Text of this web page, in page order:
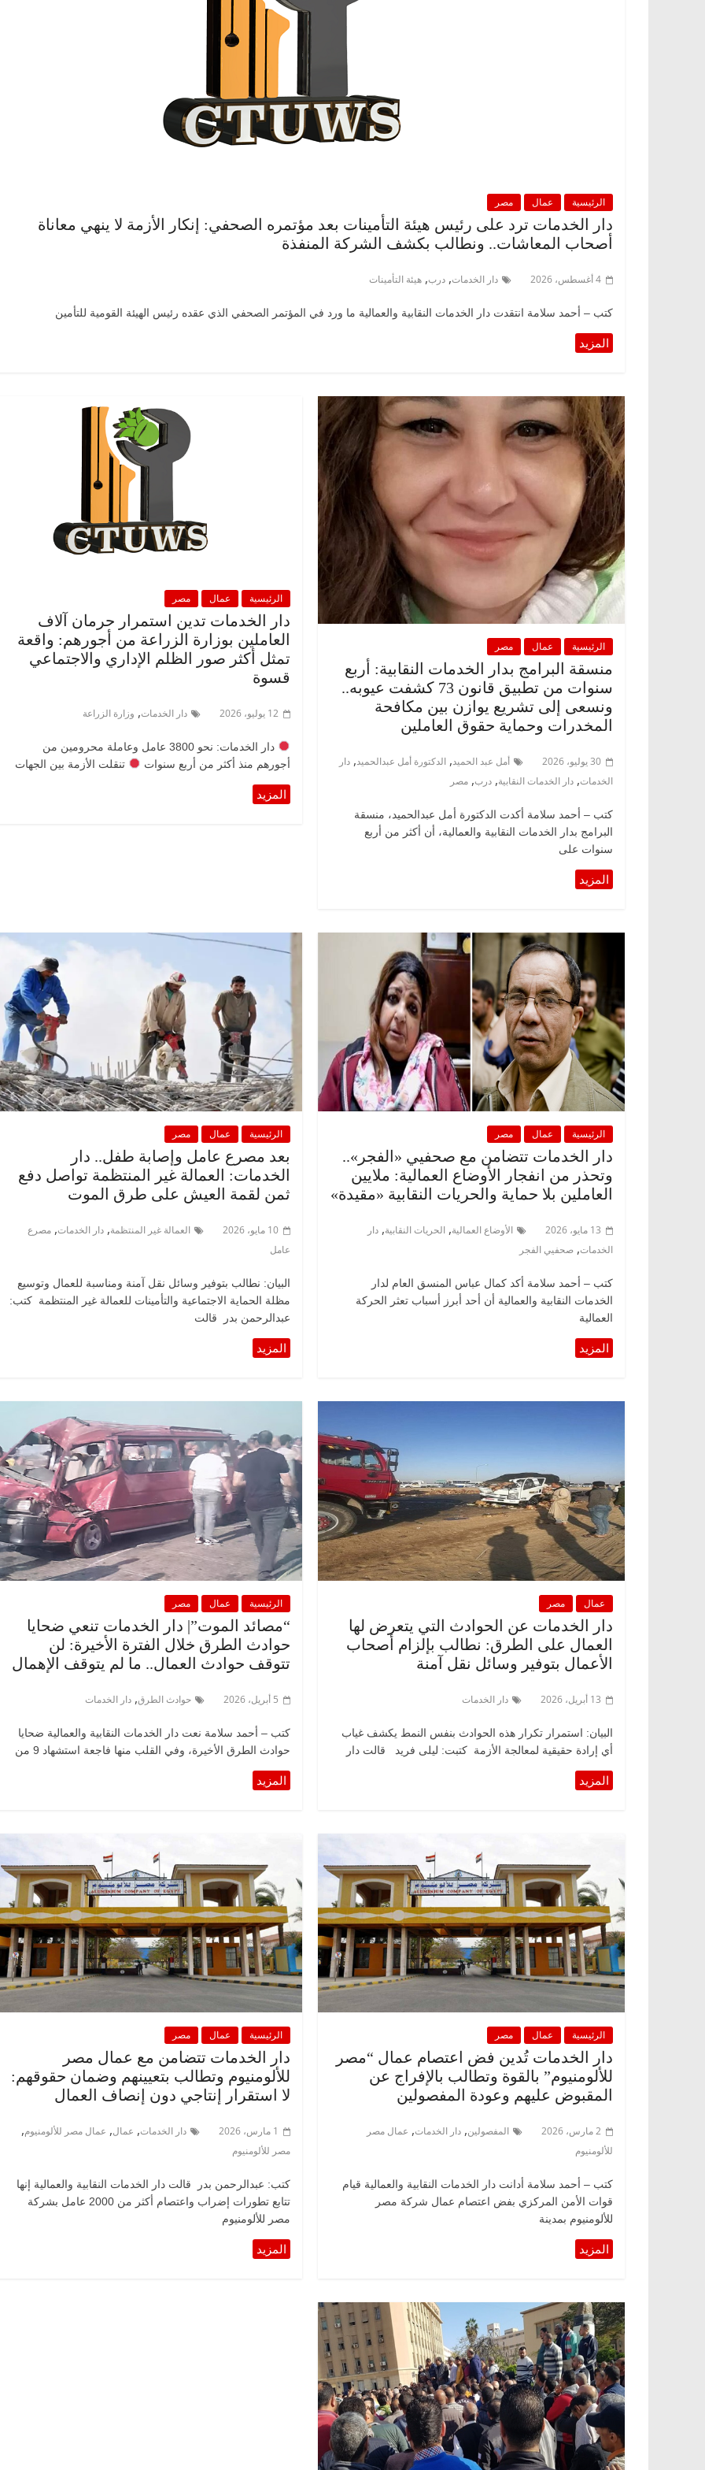
الرئيسية عمال مصر
دار الخدمات ترد على رئيس هيئة التأمينات بعد مؤتمره الصحفي: إنكار الأزمة لا ينهي معاناة
أصحاب المعاشات.. ونطالب بكشف الشركة المنفذة
4 أغسطس، 2026 دار الخدمات, درب, هيئة التأمينات
كتب – أحمد سلامة انتقدت دار الخدمات النقابية والعمالية ما ورد في المؤتمر الصحفي الذي عقده رئيس الهيئة القومية للتأمين
الرئيسية عمال مصر
منسقة البرامج بدار الخدمات النقابية: أربع
سنوات من تطبيق قانون 73 كشفت عيوبه..
ونسعى إلى تشريع يوازن بين مكافحة
المخدرات وحماية حقوق العاملين
30 يوليو، 2026 أمل عبد الحميد, الدكتورة أمل عبدالحميد, دار
الخدمات, دار الخدمات النقابية, درب, مصر
كتب – أحمد سلامة أكدت الدكتورة أمل عبدالحميد، منسقة
البرامج بدار الخدمات النقابية والعمالية، أن أكثر من أربع
سنوات على
الرئيسية عمال مصر
دار الخدمات تدين استمرار حرمان آلاف
العاملين بوزارة الزراعة من أجورهم: واقعة
تمثل أكثر صور الظلم الإداري والاجتماعي
قسوة
12 يوليو، 2026 دار الخدمات, وزارة الزراعة
دار الخدمات: نحو 3800 عامل وعاملة محرومين من
أجورهم منذ أكثر من أربع سنوات
تنقلت الأزمة بين الجهات
الرئيسية عمال مصر
دار الخدمات تتضامن مع صحفيي «الفجر»..
وتحذر من انفجار الأوضاع العمالية: ملايين
العاملين بلا حماية والحريات النقابية «مقيدة»
13 مايو، 2026 الأوضاع العمالية, الحريات النقابية, دار
الخدمات, صحفيي الفجر
كتب – أحمد سلامة أكد كمال عباس المنسق العام لدار
الخدمات النقابية والعمالية أن أحد أبرز أسباب تعثر الحركة
العمالية
الرئيسية عمال مصر
بعد مصرع عامل وإصابة طفل.. دار
الخدمات: العمالة غير المنتظمة تواصل دفع
ثمن لقمة العيش على طرق الموت
10 مايو، 2026 العمالة غير المنتظمة,دار الخدمات,مصرع
عامل
البيان: نطالب بتوفير وسائل نقل آمنة ومناسبة للعمال وتوسيع
مظلة الحماية الاجتماعية والتأمينات للعمالة غير المنتظمة كتب:
عبدالرحمن بدر قالت
عمال مصر
دار الخدمات عن الحوادث التي يتعرض لها
العمال على الطرق: نطالب بإلزام أصحاب
الأعمال بتوفير وسائل نقل آمنة
13 أبريل، 2026 دار الخدمات
البيان: استمرار تكرار هذه الحوادث بنفس النمط يكشف غياب
أي إرادة حقيقية لمعالجة الأزمة كتبت: ليلى فريد قالت دار
الرئيسية عمال مصر
“مصائد الموت”| دار الخدمات تنعي ضحايا
حوادث الطرق خلال الفترة الأخيرة: لن
تتوقف حوادث العمال.. ما لم يتوقف الإهمال
5 أبريل، 2026 حوادث الطرق,دار الخدمات
كتب – أحمد سلامة نعت دار الخدمات النقابية والعمالية ضحايا
حوادث الطرق الأخيرة، وفي القلب منها فاجعة استشهاد 9 من
الرئيسية عمال مصر
دار الخدمات تُدين فض اعتصام عمال “مصر
للألومنيوم” بالقوة وتطالب بالإفراج عن
المقبوض عليهم وعودة المفصولين
2 مارس، 2026 المفصولين, دار الخدمات, عمال مصر
للألومنيوم
كتب – أحمد سلامة أدانت دار الخدمات النقابية والعمالية قيام
قوات الأمن المركزي بفض اعتصام عمال شركة مصر
للألومنيوم بمدينة
الرئيسية عمال مصر
دار الخدمات تتضامن مع عمال مصر
للألومنيوم وتطالب بتعيينهم وضمان حقوقهم:
لا استقرار إنتاجي دون إنصاف العمال
1 مارس، 2026 دار الخدمات, عمال, عمال مصر للألومنيوم,
مصر للألومنيوم
كتب: عبدالرحمن بدر قالت دار الخدمات النقابية والعمالية إنها
تتابع تطورات إضراب واعتصام أكثر من 2000 عامل بشركة
مصر للألومنيوم
(بروفايل)
للحرية (بروفايل)
26 يناير، 2026
ناس وناس